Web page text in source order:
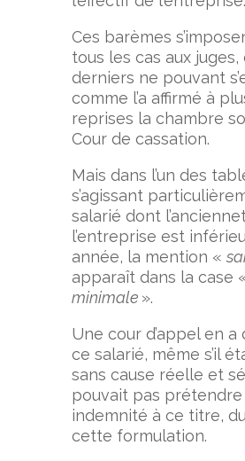
Ces barèmes
tous les cas aux juges,
derniers ne pouvant
comme l’a affirmé à
reprises la chambre
Cour de cassation.
Mais dans l’un des
s’agissant
salarié dont
l’entreprise est
année, la mention «
apparaît dans la case
minimale ».
Une cour d’appel en a
ce salarié, même s’il
sans cause réelle et
pouvait pas prétendre
indemnité à ce titre,
cette formulation.